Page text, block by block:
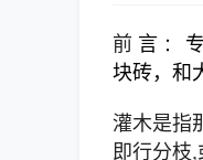
前 言 ： 专
块砖，和
灌木是指
即行分枝